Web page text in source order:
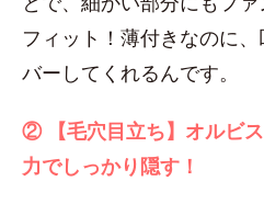
フィット！薄付きなのに
バーしてくれるんです。
② 【毛穴目立ち】オルビ
力でしっかり隠す！